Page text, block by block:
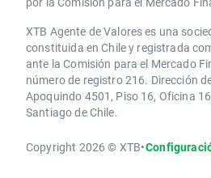
XTB Agente de Valores es una
constituida en Chile y registrada
ante la Comisión para el Mercado
número de registro 216. Dirección
Apoquindo 4501, Piso 16, Oficina
Santiago de Chile.
Copyright 2026 © XTB•